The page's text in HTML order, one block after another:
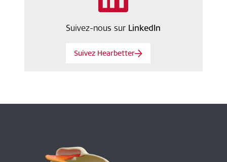
Suivez-nous sur LinkedIn
Suivez Hearbetter